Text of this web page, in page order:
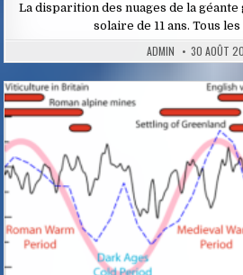
La disparition des nuages de la
solaire de 11 ans. Tous
ADMIN 30 AOÛT
Posted